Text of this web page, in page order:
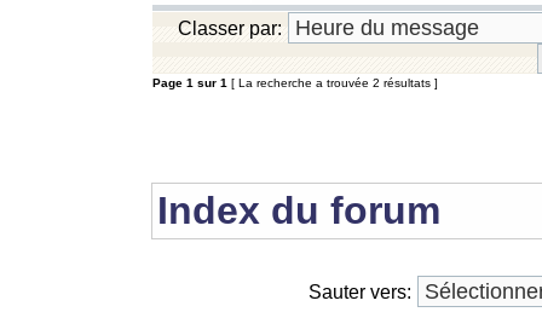
Classer par:
Page 1 sur 1 [ La recherche a trouvée 2 résultats ]
Index du forum
Sauter vers: